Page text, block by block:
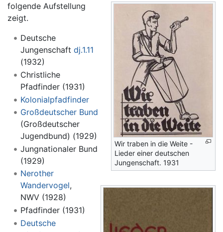
Wir traben in die Weite -
Lieder einer deutschen
Jungenschaft. 1931
folgende Aufstellung
zeigt.
Deutsche
Jungenschaft dj.1.11
(1932)
Christliche
Pfadfinder (1931)
Kolonialpfadfinder
Großdeutscher Bund
(Großdeutscher
Jugendbund) (1929)
Jungnationaler Bund
(1929)
Nerother
Wandervogel,
NWV (1928)
Pfadfinder (1931)
Deutsche